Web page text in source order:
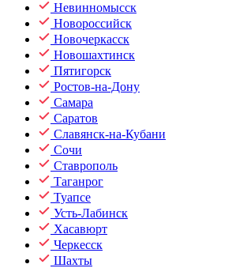
Невинномысск
Новороссийск
Новочеркасск
Новошахтинск
Пятигорск
Ростов-на-Дону
Самара
Саратов
Славянск-на-Кубани
Сочи
Ставрополь
Таганрог
Туапсе
Усть-Лабинск
Хасавюрт
Черкесск
Шахты